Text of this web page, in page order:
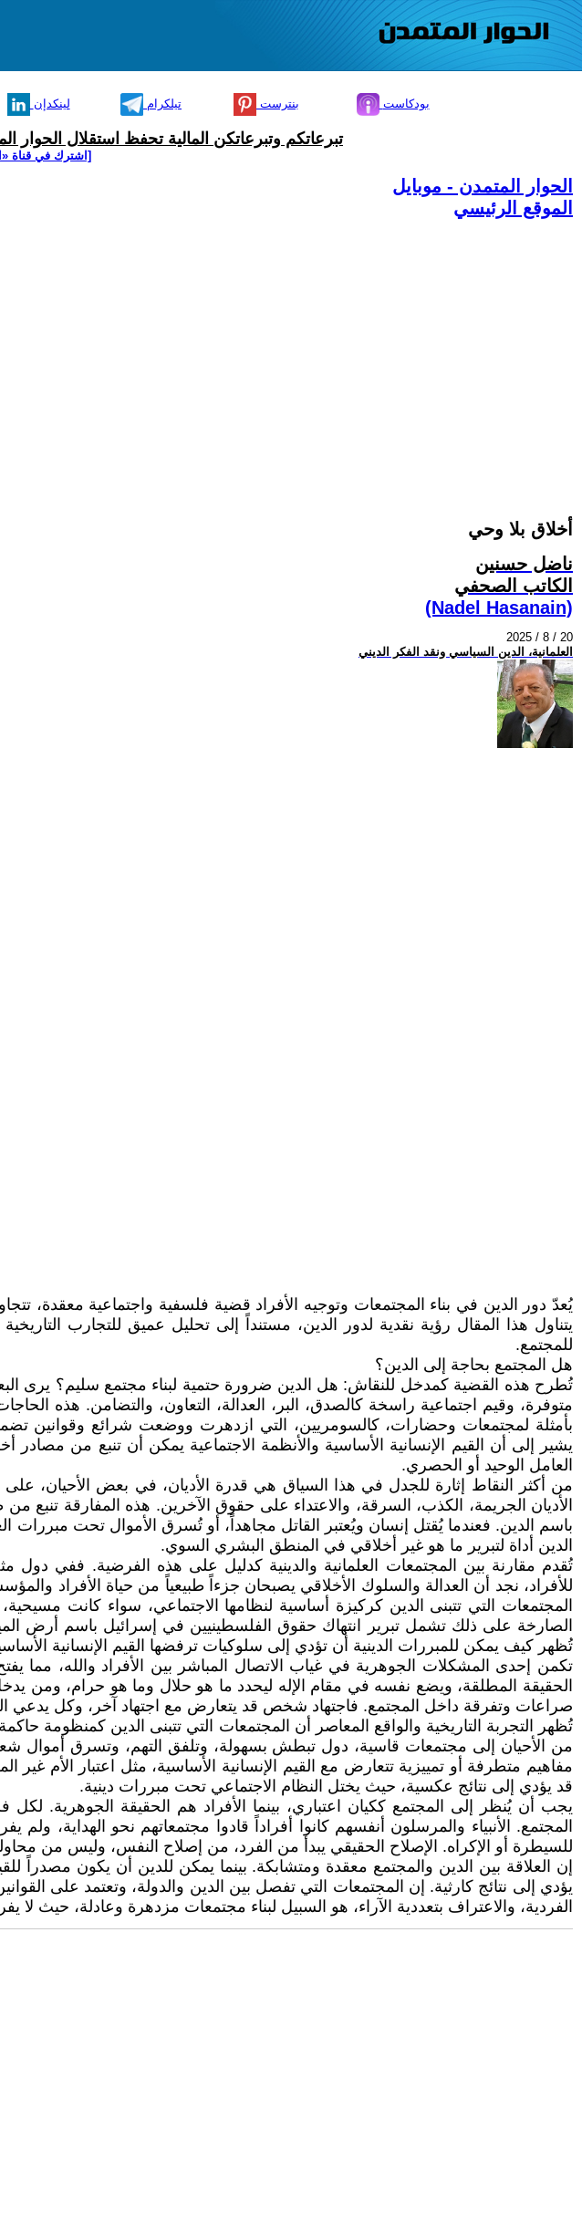
لينكدإن تيلكرام بنترست بودكاست
تبرعاتكم وتبرعاتكن المالية تحفظ استقلال الحوار
[اشترك في قناة
الحوار المتمدن - موبايل
الموقع الرئيسي
أخلاق بلا وحي
ناضل حسنين
الكاتب الصحفي
(Nadel Hasanain)
2025 / 8 / 20
العلمانية، الدين السياسي ونقد الفكر الديني
يُعدّ دور الدين في بناء المجتمعات وتوجيه الأفراد قضية فلسفية واجتماعية معقدة،
يتناول هذا المقال رؤية نقدية لدور الدين، مستنداً إلى تحليل عميق للتجارب
للمجتمع.
هل المجتمع بحاجة إلى الدين؟
تُطرح هذه القضية كمدخل للنقاش: هل الدين ضرورة حتمية لبناء مجتمع سليم؟ يرى
متوفرة، وقيم اجتماعية راسخة كالصدق، البر، العدالة، التعاون، والتضامن. هذه
بأمثلة لمجتمعات وحضارات، كالسومريين، التي ازدهرت ووضعت شرائع وقوانين تضمن
يشير إلى أن القيم الإنسانية الأساسية والأنظمة الاجتماعية يمكن أن تنبع من
العامل الوحيد أو الحصري.
من أكثر النقاط إثارة للجدل في هذا السياق هي قدرة الأديان، في بعض الأحيان،
الأديان الجريمة، الكذب، السرقة، والاعتداء على حقوق الآخرين. هذه المفارقة تنبع من
باسم الدين. فعندما يُقتل إنسان ويُعتبر القاتل مجاهداً، أو تُسرق الأموال تحت مبررات
الدين أداة لتبرير ما هو غير أخلاقي في المنطق البشري السوي.
تُقدم مقارنة بين المجتمعات العلمانية والدينية كدليل على هذه الفرضية. ففي دول
للأفراد، نجد أن العدالة والسلوك الأخلاقي يصبحان جزءاً طبيعياً من حياة الأفراد
المجتمعات التي تتبنى الدين كركيزة أساسية لنظامها الاجتماعي، سواء كانت
الصارخة على ذلك تشمل تبرير انتهاك حقوق الفلسطينيين في إسرائيل باسم أرض
تُظهر كيف يمكن للمبررات الدينية أن تؤدي إلى سلوكيات ترفضها القيم الإنسانية
تكمن إحدى المشكلات الجوهرية في غياب الاتصال المباشر بين الأفراد والله، مما
الحقيقة المطلقة، ويضع نفسه في مقام الإله ليحدد ما هو حلال وما هو حرام، ومن
صراعات وتفرقة داخل المجتمع. فاجتهاد شخص قد يتعارض مع اجتهاد آخر، وكل يدعي
تُظهر التجربة التاريخية والواقع المعاصر أن المجتمعات التي تتبنى الدين كمنظومة
من الأحيان إلى مجتمعات قاسية، دول تبطش بسهولة، وتلفق التهم، وتسرق أموال
مفاهيم متطرفة أو تمييزية تتعارض مع القيم الإنسانية الأساسية، مثل اعتبار الأم
قد يؤدي إلى نتائج عكسية، حيث يختل النظام الاجتماعي تحت مبررات دينية.
يجب أن يُنظر إلى المجتمع ككيان اعتباري، بينما الأفراد هم الحقيقة الجوهرية.
المجتمع. الأنبياء والمرسلون أنفسهم كانوا أفراداً قادوا مجتمعاتهم نحو الهداية،
للسيطرة أو الإكراه. الإصلاح الحقيقي يبدأ من الفرد، من إصلاح النفس، وليس من
إن العلاقة بين الدين والمجتمع معقدة ومتشابكة. بينما يمكن للدين أن يكون مصدراً
يؤدي إلى نتائج كارثية. إن المجتمعات التي تفصل بين الدين والدولة، وتعتمد على
الفردية، والاعتراف بتعددية الآراء، هو السبيل لبناء مجتمعات مزدهرة وعادلة، حيث